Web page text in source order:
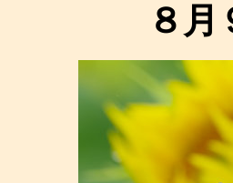
８月